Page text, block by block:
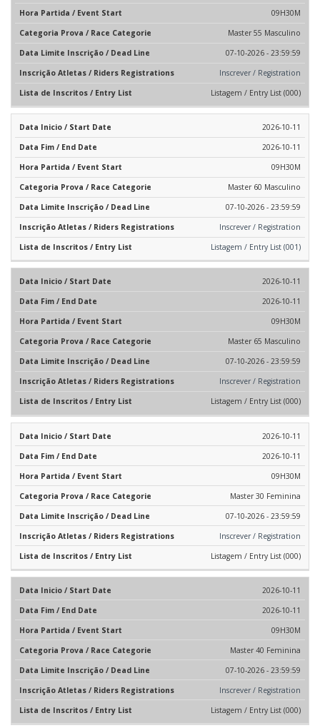
09H30M
Master 55 Masculino
07-10-2026 - 23:59:59
Inscrever / Registration
Listagem / Entry List (000)
2026-10-11
2026-10-11
09H30M
Master 60 Masculino
07-10-2026 - 23:59:59
Inscrever / Registration
Listagem / Entry List (001)
2026-10-11
2026-10-11
09H30M
Master 65 Masculino
07-10-2026 - 23:59:59
Inscrever / Registration
Listagem / Entry List (000)
2026-10-11
2026-10-11
09H30M
Master 30 Feminina
07-10-2026 - 23:59:59
Inscrever / Registration
Listagem / Entry List (000)
2026-10-11
2026-10-11
09H30M
Master 40 Feminina
07-10-2026 - 23:59:59
Inscrever / Registration
Listagem / Entry List (000)